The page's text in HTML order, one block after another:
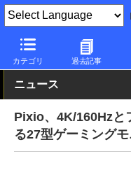
カテゴリ 過去記事
PC Watch 半導体/周辺機器
ニュース
Pixio、4K/160Hzと
る27型ゲーミング